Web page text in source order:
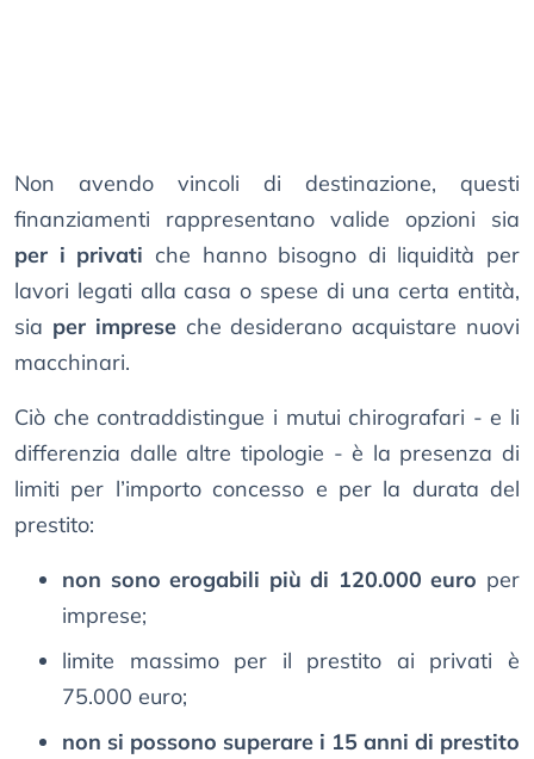
Non avendo vincoli di destinazione, questi
finanziamenti rappresentano valide opzioni sia
per i privati che hanno bisogno di liquidità per
lavori legati alla casa o spese di una certa entità,
sia per impreseche desiderano acquistare nuovi
macchinari.
Ciò che contraddistingue i mutui chirografari - e li
differenzia dalle altre tipologie - è la presenza di
limiti per l’importo concesso e per la durata del
prestito:
non sono erogabili più di 120.000 euro per
imprese;
limite massimo per il prestito ai privati è
75.000 euro;
non si possono superare i 15 anni di prestito